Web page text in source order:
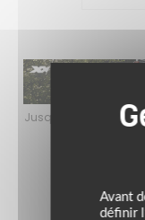
Jusqu’au 24 août
le plein de
Avant
définir